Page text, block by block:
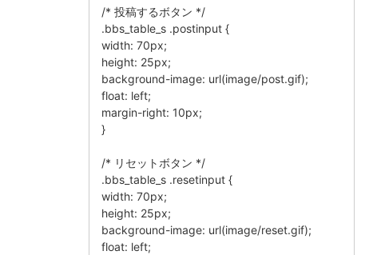
/* 投稿するボタン */
.bbs_table_s .postinput {
width: 70px;
height: 25px;
background-image: url(image/post.gif);
float: left;
margin-right: 10px;
}
/* リセットボタン */
.bbs_table_s .resetinput {
width: 70px;
height: 25px;
background-image: url(image/reset.gif);
float: left;